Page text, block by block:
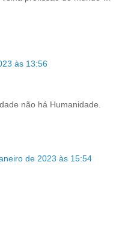
às 13:56
não há Humanidade.
de 2023 às 15:54